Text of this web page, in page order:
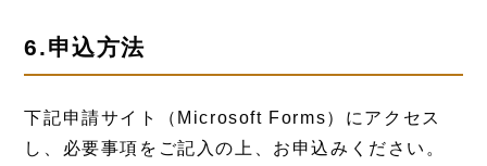
6.申込方法
下記申請サイト（Microsoft Forms）にアクセス
し、必要事項をご記入の上、お申込みください。